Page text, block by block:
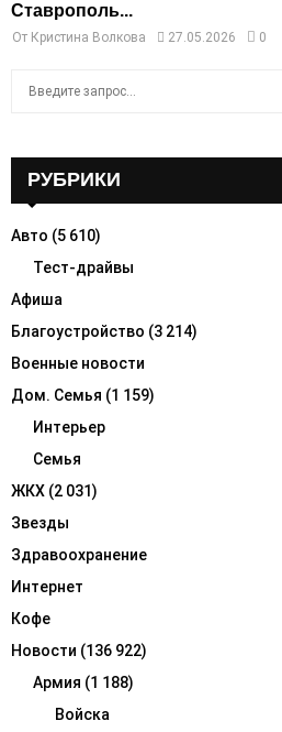
Ставрополь...
От Кристина Волкова 27.05.2026 0
o
РУБРИКИ
Авто (5 610)
Тест-драйвы
Афиша
Благоустройство (3 214)
Военные новости
Дом. Семья (1 159)
Интерьер
Семья
ЖКХ (2 031)
Звезды
Здравоохранение
Интернет
Кофе
Новости (136 922)
Армия (1 188)
Войска